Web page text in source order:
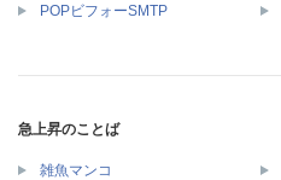
POPビフォーSMTP
急上昇のことば
雑魚マンコ